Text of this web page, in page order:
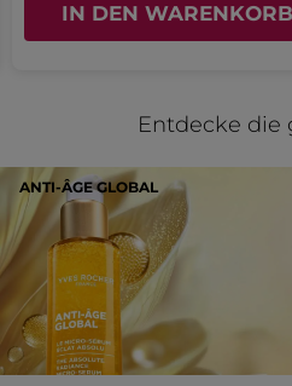
IN DEN WARENKORB
Entdecke die
ANTI-ÂGE GLOBAL